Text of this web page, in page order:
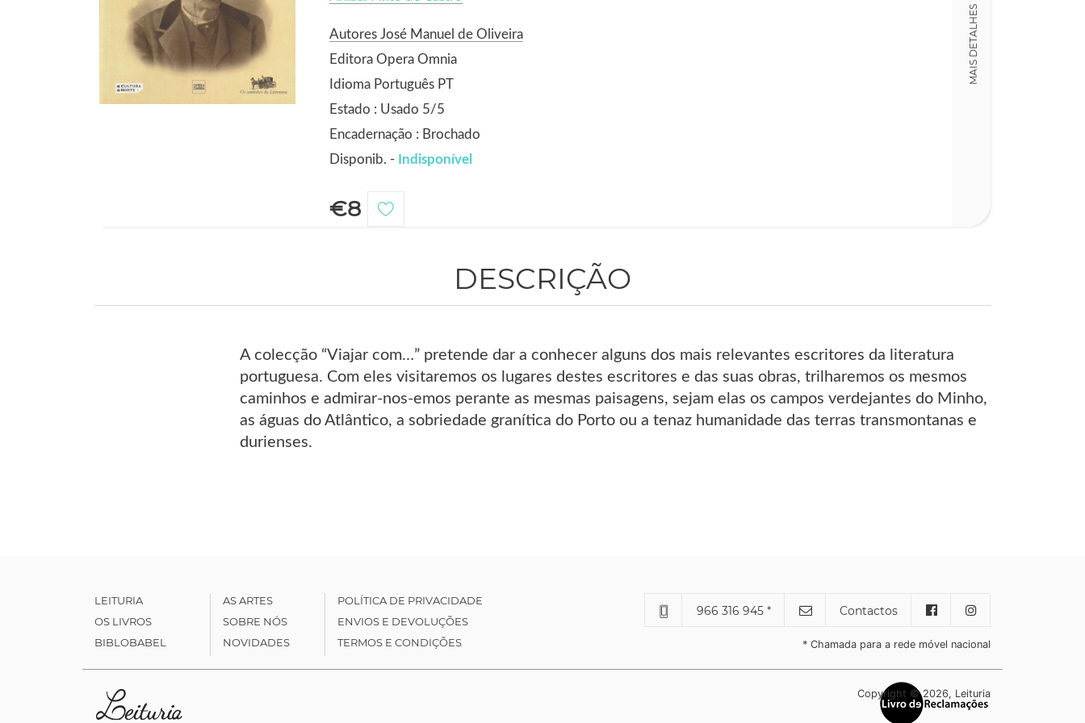
Autores José Manuel de Oliveira
Editora Opera Omnia
Idioma Português PT
Estado : Usado 5/5
Encadernação : Brochado
Disponib. - Indisponível
€8
MAIS DETALHES
DESCRIÇÃO
A colecção “Viajar com…” pretende dar a conhecer alguns dos mais relevantes escritores da literatura
portuguesa. Com eles visitaremos os lugares destes escritores e das suas obras, trilharemos os mesmos
caminhos e admirar-nos-emos perante as mesmas paisagens, sejam elas os campos verdejantes do Minho,
as águas do Atlântico, a sobriedade granítica do Porto ou a tenaz humanidade das terras transmontanas e
durienses.
LEITURIA
OS LIVROS
BIBLOBABEL
AS ARTES
SOBRE NÓS
NOVIDADES
POLÍTICA DE PRIVACIDADE
ENVIOS E DEVOLUÇÕES
TERMOS E CONDIÇÕES
966 316 945 * Contactos
* Chamada para a rede móvel nacional
Copyright © 2026, Leituria